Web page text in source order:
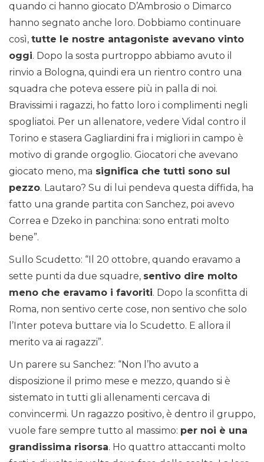
quando ci hanno giocato D’Ambrosio o Dimarco
hanno segnato anche loro. Dobbiamo continuare
così, tutte le nostre antagoniste avevano vinto
oggi. Dopo la sosta purtroppo abbiamo avuto il
rinvio a Bologna, quindi era un rientro contro una
squadra che poteva essere più in palla di noi.
Bravissimi i ragazzi, ho fatto loro i complimenti negli
spogliatoi. Per un allenatore, vedere Vidal contro il
Torino e stasera Gagliardini fra i migliori in campo è
motivo di grande orgoglio. Giocatori che avevano
giocato meno, ma significa che tutti sono sul
pezzo. Lautaro? Su di lui pendeva questa diffida, ha
fatto una grande partita con Sanchez, poi avevo
Correa e Dzeko in panchina: sono entrati molto
bene”.
Sullo Scudetto: “Il 20 ottobre, quando eravamo a
sette punti da due squadre, sentivo dire molto
meno che eravamo i favoriti. Dopo la sconfitta di
Roma, non sentivo certe cose, non sentivo che solo
l’Inter poteva buttare via lo Scudetto. E allora il
merito va ai ragazzi”.
Un parere su Sanchez: “Non l’ho avuto a
disposizione il primo mese e mezzo, quando si è
sistemato in tutti gli allenamenti cercava di
convincermi. Un ragazzo positivo, è dentro il gruppo,
vuole fare sempre tutto al massimo: per noi è una
grandissima risorsa. Ho quattro attaccanti molto